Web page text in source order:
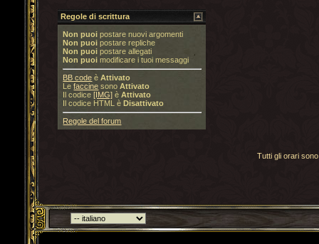
Regole di scrittura
Non puoi postare nuovi argomenti
Non puoi postare repliche
Non puoi postare allegati
Non puoi modificare i tuoi messaggi
BB code èAttivato
Lefaccine sonoAttivato
Il codice[IMG] èAttivato
Il codice HTML èDisattivato
Regole del forum
Tutti gli orari
Torna indietro